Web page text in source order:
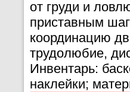
от груди и
приставным
координацию
трудолюбие,
Инвентарь:
наклейки;